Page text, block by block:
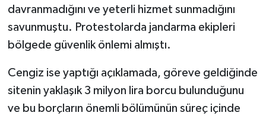
davranmadığını ve yeterli hizmet sunmadığını
savunmuştu. Protestolarda jandarma ekipleri
bölgede güvenlik önlemi almıştı.
Cengiz ise yaptığı açıklamada, göreve geldiğinde
sitenin yaklaşık 3 milyon lira borcu bulunduğunu
ve bu borçların önemli bölümünün süreç içinde